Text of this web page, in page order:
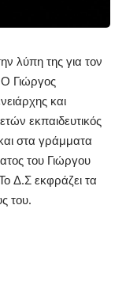
λύπη της για τον
Γιώργος
και
εκπαιδευτικός
στα γράμματα
του Γιώργου
Δ.Σ εκφράζει τα
του.